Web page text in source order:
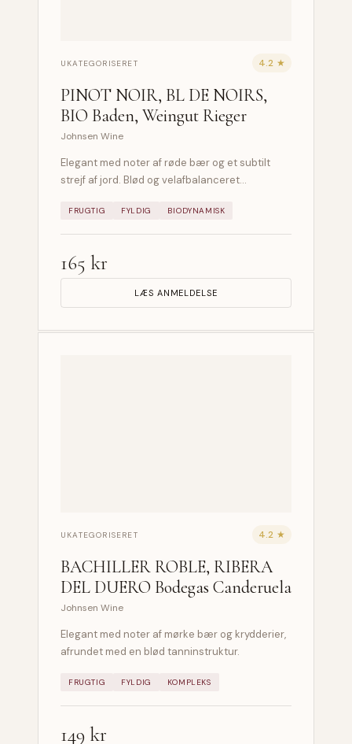
UKATEGORISERET 4.2 ★
PINOT NOIR, BL DE NOIRS,
BIO Baden, Weingut Rieger
Johnsen Wine
Elegant med noter af røde bær og et subtilt
strejf af jord. Blød og velafbalanceret…
FRUGTIG FYLDIG BIODYNAMISK
165 kr
LÆS ANMELDELSE
UKATEGORISERET 4.2 ★
BACHILLER ROBLE, RIBERA
DEL DUERO Bodegas Canderuela
Johnsen Wine
Elegant med noter af mørke bær og krydderier,
afrundet med en blød tanninstruktur.
FRUGTIG FYLDIG KOMPLEKS
149 kr